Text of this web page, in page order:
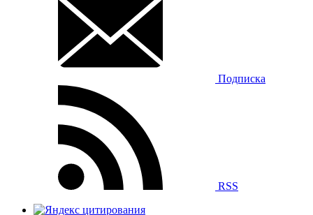
Подписка
RSS